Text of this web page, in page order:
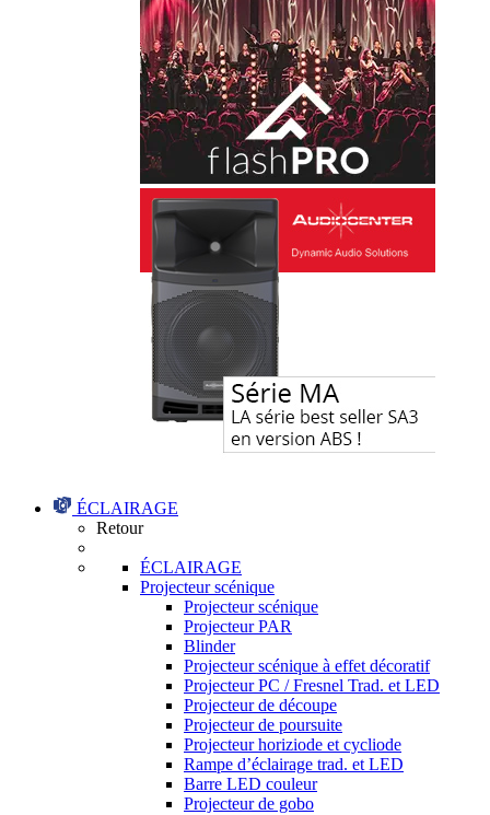
ÉCLAIRAGE
Retour
ÉCLAIRAGE
Projecteur scénique
Projecteur scénique
Projecteur PAR
Blinder
Projecteur scénique à effet décoratif
Projecteur PC / Fresnel Trad. et LED
Projecteur de découpe
Projecteur de poursuite
Projecteur horiziode et cycliode
Rampe d’éclairage trad. et LED
Barre LED couleur
Projecteur de gobo